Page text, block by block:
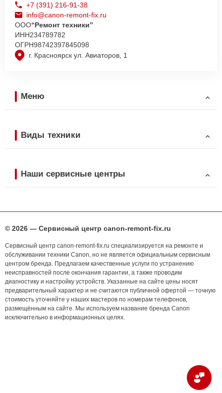
г. Красноярск ул. Авиаторов, 1
+7 (391) 216-91-38
info@canon-remont-fix.ru
ООО“Ремонт техники”
ИНН234789782
ОГРН98742397845098
Меню
Виды техники
Наши сервисные центры
© 2026 — Сервисный центр canon-remont-fix.ru
Сервисный центр canon-remont-fix.ru специализируется на ремонте и
обслуживании техники Canon, но не является официальным сервисным
центром бренда. Предлагаем качественные услуги по устранению
неисправностей после окончания гарантии, а также проводим
диагностику и настройку устройств. Указанные на сайте цены носят
предварительный характер и не считаются публичной офертой — точную
стоимость уточняйте у наших мастеров по номерам телефонов,
размещённым на сайте. Мы используем название бренда Canon
исключительно в информационных целях.